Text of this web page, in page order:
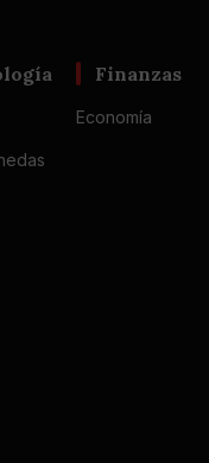
Finanzas
Economía